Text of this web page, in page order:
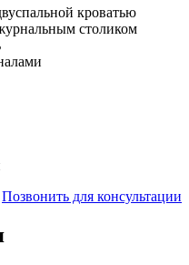
кроватью
столиком
Позвонить для консультации